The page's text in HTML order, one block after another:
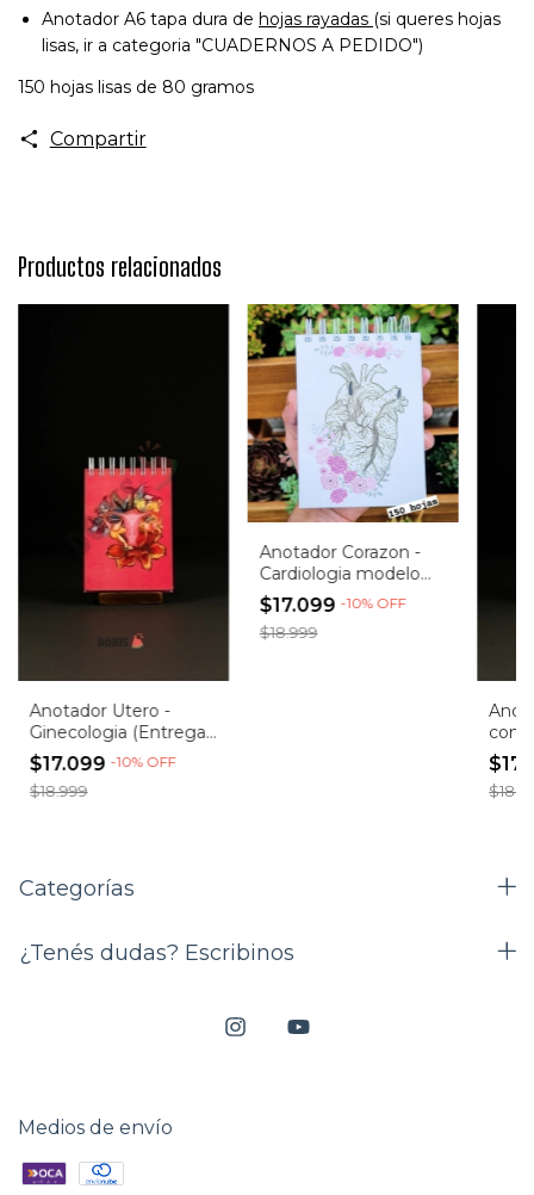
Anotador A6 tapa dura de hojas rayadas (si queres hojas
lisas, ir a categoria "CUADERNOS A PEDIDO")
150 hojas lisas de 80 gramos
Compartir
Productos relacionados
Anotador Utero -
Ginecologia (Entrega
Inmediata)
$17.099 -10% OFF
$18.999
Anotador Corazon -
Cardiologia modelo
140 (Entrega
inmediata)
$17.099 -10% OFF
$18.999
con
Categorías
¿Tenés dudas? Escribinos
Medios de envío